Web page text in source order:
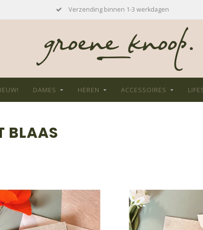
Verzending binnen 1-3 werkdagen
DAMES HEREN ACCESSOIRES
BLAAS